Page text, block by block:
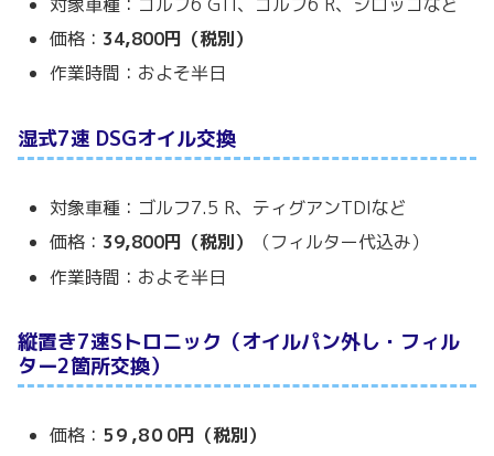
価格： 34,800円（税別）
作業時間：およそ半日
湿式7速 DSGオイル交換
対象車種：ゴルフ7.5 R、ティグアンTDIなど
価格： 39,800円（税別）
（フィルター代込み）
作業時間：およそ半日
縦置き7速Sトロニック（オイルパン外し・フィル
ター2箇所交換）
価格： 5９,8０0円（税別）